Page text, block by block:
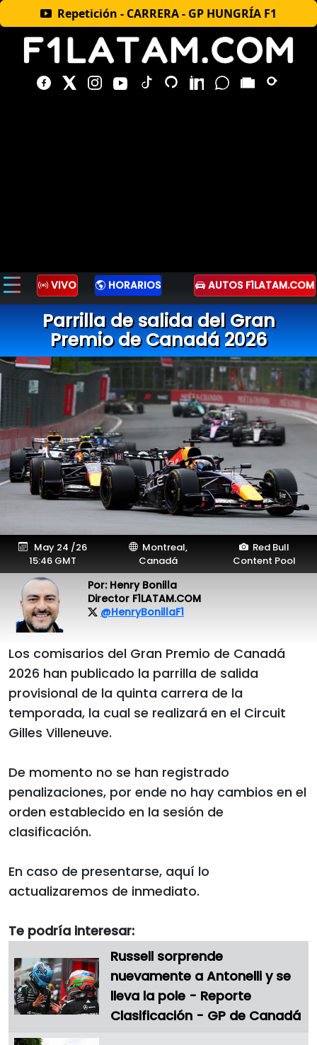
Repetición - CARRERA - GP HUNGRÍA F1
VIVO HORARIOS AUTOS F1LATAM.COM
Parrilla de salida del Gran
Premio de Canadá 2026
May 24 /26
15:46 GMT
Montreal,
Canadá
Red Bull
Content Pool
Por: Henry Bonilla
Director F1LATAM.COM
@HenryBonillaF1
Los comisarios del Gran Premio de Canadá
2026 han publicado la parrilla de salida
provisional de la quinta carrera de la
temporada, la cual se realizará en el Circuit
Gilles Villeneuve.
De momento no se han registrado
penalizaciones, por ende no hay cambios en el
orden establecido en la sesión de
clasificación.
En caso de presentarse, aquí lo
actualizaremos de inmediato.
Te podría interesar:
Russell sorprende
nuevamente a Antonelli y se
lleva la pole - Reporte
Clasificación - GP de Canadá